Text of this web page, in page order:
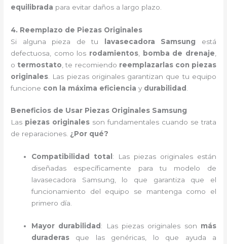
equilibrada para evitar daños a largo plazo.
4. Reemplazo de Piezas Originales
Si alguna pieza de tu lavasecadora Samsung está
defectuosa, como los rodamientos bomba de drenaje
o termostato , te recomiendo reemplazarlas con piezas
originales . Las piezas originales garantizan que tu equipo
funcione con la máxima eficiencia y durabilidad
Beneficios de Usar Piezas Originales Samsung
Las piezas originales son fundamentales cuando se trata
de reparaciones. ¿Por qué?
Compatibilidad total : Las piezas originales están
diseñadas específicamente para tu modelo de
lavasecadora Samsung, lo que garantiza que el
funcionamiento del equipo se mantenga como el
primero día.
Mayor durabilidad : Las piezas originales son más
duraderas que las genéricas, lo que ayuda a